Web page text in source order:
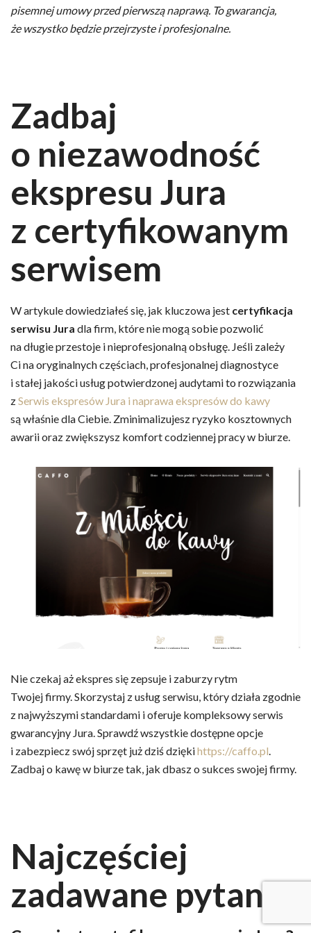
pisemnej umowy przed pierwszą naprawą. To gwarancja,
że wszystko będzie przejrzyste i profesjonalne.
Zadbaj
o niezawodność
ekspresu Jura
z certyfikowanym
serwisem
W artykule dowiedziałeś się, jak kluczowa jest certyfikacja
serwisu Jura dla firm, które nie mogą sobie pozwolić
na długie przestoje i nieprofesjonalną obsługę. Jeśli zależy
Ci na oryginalnych częściach, profesjonalnej diagnostyce
i stałej jakości usług potwierdzonej audytami to rozwiązania
zSerwis ekspresów Jura i naprawa ekspresów do kawy
są właśnie dla Ciebie. Zminimalizujesz ryzyko kosztownych
awarii oraz zwiększysz komfort codziennej pracy w biurze.
Nie czekaj aż ekspres się zepsuje i zaburzy rytm
Twojej firmy. Skorzystaj z usług serwisu, który działa zgodnie
z najwyższymi standardami i oferuje kompleksowy serwis
gwarancyjny Jura. Sprawdź wszystkie dostępne opcje
i zabezpiecz swój sprzęt już dziś dziękihttps://caffo.pl
Zadbaj o kawę w biurze tak, jak dbasz o sukces swojej firmy.
Najczęściej
zadawane pytania